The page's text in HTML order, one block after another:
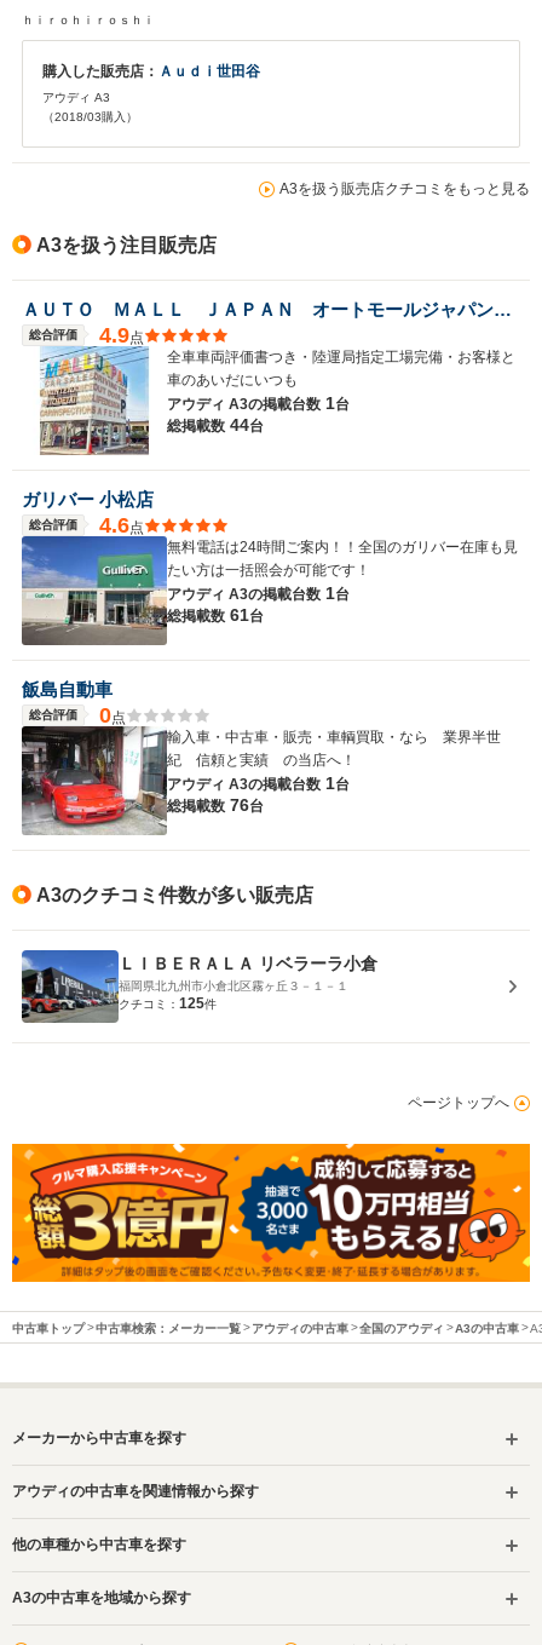
ｈｉｒｏｈｉｒｏｓｈｉ
購入した販売店： Ａｕｄｉ世田谷
アウディ A3
（2018/03購入）
A3を扱う販売店クチコミをもっと見る
A3を扱う注目販売店
ＡＵＴＯ ＭＡＬＬ ＪＡＰＡＮ オートモールジャパン株式会社
総合評価 4.9点
全車車両評価書つき・陸運局指定工場完備・お客様と
車のあいだにいつも
アウディ A3の掲載台数 1台
総掲載数 44台
ガリバー 小松店
総合評価 4.6点
無料電話は24時間ご案内！！全国のガリバー在庫も見
たい方は一括照会が可能です！
アウディ A3の掲載台数 1台
総掲載数 61台
飯島自動車
総合評価 0点
輸入車・中古車・販売・車輌買取・なら 業界半世
紀 信頼と実績 の当店へ！
アウディ A3の掲載台数 1台
総掲載数 76台
A3のクチコミ件数が多い販売店
ＬＩＢＥＲＡＬＡ リベラーラ小倉
福岡県北九州市小倉北区霧ヶ丘３－１－１
クチコミ： 125件
ページトップへ
中古車トップ 中古車検索：メーカー一覧 アウディの中古車 全国のアウディ A3の中古車
メーカーから中古車を探す
アウディの中古車を関連情報から探す
他の車種から中古車を探す
A3の中古車を地域から探す